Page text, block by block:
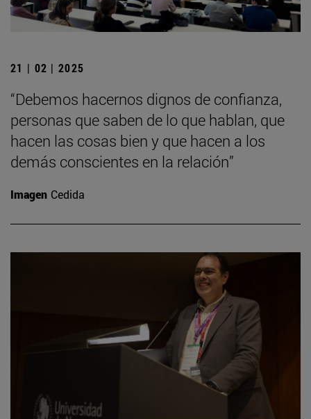
21 | 02 | 2025
“Debemos hacernos dignos de confianza,
personas que saben de lo que hablan, que
hacen las cosas bien y que hacen a los
demás conscientes en la relación”
Imagen Cedida